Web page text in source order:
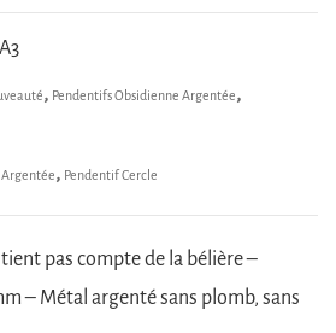
, Pendentifs Obsidienne Argentée,
, Pendentif Cercle
pas compte de la bélière –
– Métal argenté sans plomb, sans